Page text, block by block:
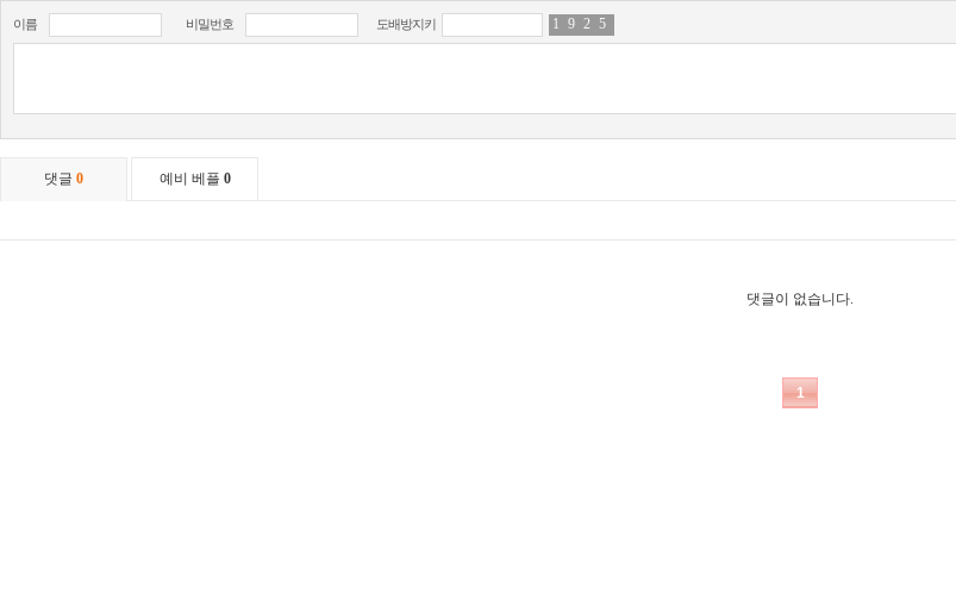
이름 비밀번호 도배방지키 1 9 2 5
댓글 0 예비 베플 0
댓글이 없습니다.
1